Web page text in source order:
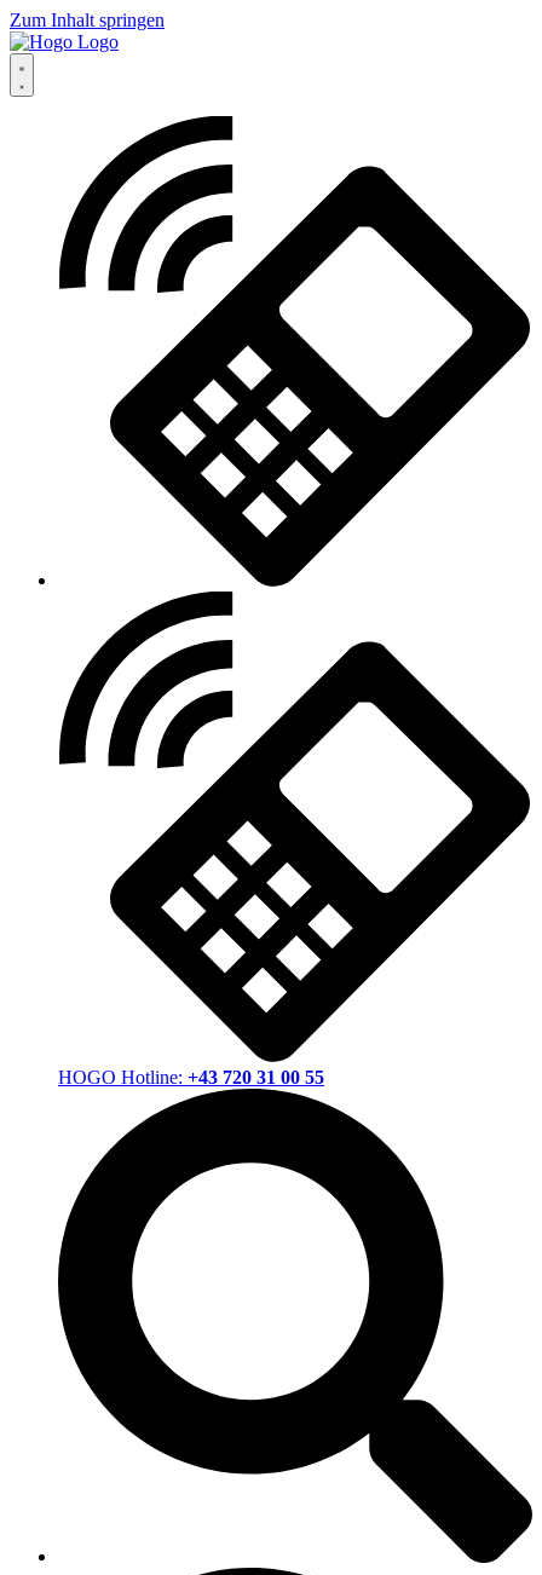
Zum Inhalt springen
HOGO Hotline: +43 720 31 00 55